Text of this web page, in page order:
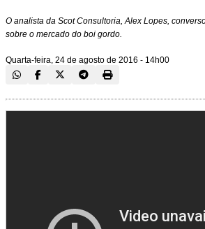
O analista da Scot Consultoria, Alex Lopes,
sobre o mercado do boi gordo.
Quarta-feira, 24 de agosto de 2016 - 14h00